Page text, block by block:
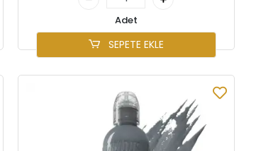
Adet
SEPETE EKLE